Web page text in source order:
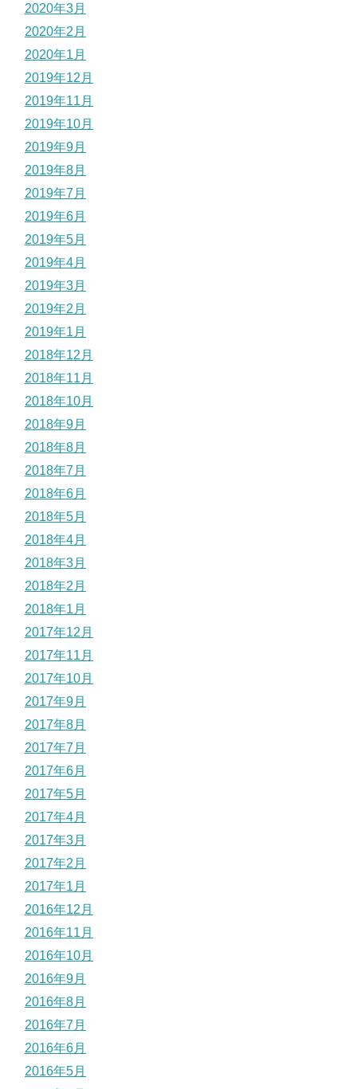
2020年3月
2020年2月
2020年1月
2019年12月
2019年11月
2019年10月
2019年9月
2019年8月
2019年7月
2019年6月
2019年5月
2019年4月
2019年3月
2019年2月
2019年1月
2018年12月
2018年11月
2018年10月
2018年9月
2018年8月
2018年7月
2018年6月
2018年5月
2018年4月
2018年3月
2018年2月
2018年1月
2017年12月
2017年11月
2017年10月
2017年9月
2017年8月
2017年7月
2017年6月
2017年5月
2017年4月
2017年3月
2017年2月
2017年1月
2016年12月
2016年11月
2016年10月
2016年9月
2016年8月
2016年7月
2016年6月
2016年5月